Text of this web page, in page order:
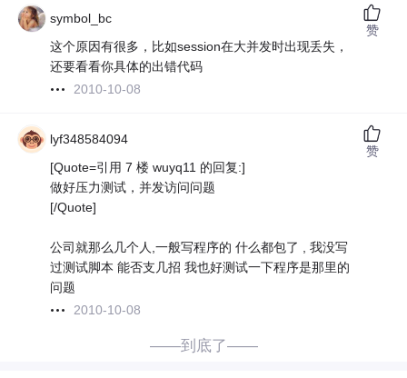
symbol_bc
这个原因有很多，比如session在大并发时出现丢失，
还要看看你具体的出错代码
2010-10-08
赞
lyf348584094
[Quote=引用 7 楼 wuyq11 的回复:]
做好压力测试，并发访问问题
[/Quote]
公司就那么几个人,一般写程序的 什么都包了 , 我没写
过测试脚本 能否支几招 我也好测试一下程序是那里的
问题
2010-10-08
赞
——到底了——